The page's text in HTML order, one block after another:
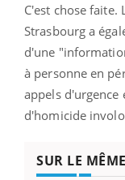
C'est chose faite.
Strasbourg a
d'une
à personne en
appels d'urgence
d'homicide
SUR LE